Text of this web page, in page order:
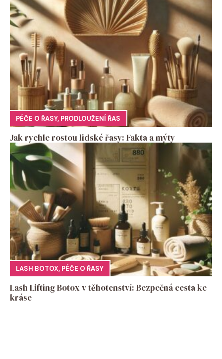
PÉČE O ŘASY, PRODLOUŽENÍ ŘAS
Jak rychle rostou lidské řasy: Fakta a mýty
LASH BOTOX, PÉČE O ŘASY
Lash Lifting Botox v těhotenství: Bezpečná cesta ke
kráse